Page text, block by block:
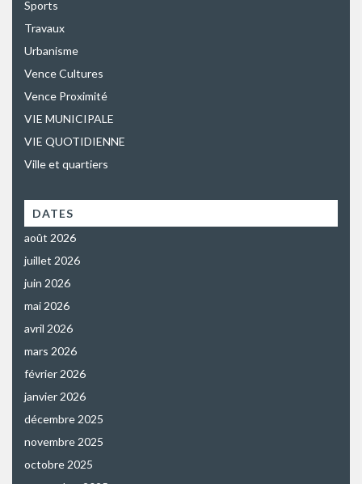
Sports
Travaux
Urbanisme
Vence Cultures
Vence Proximité
VIE MUNICIPALE
VIE QUOTIDIENNE
Ville et quartiers
DATES
août 2026
juillet 2026
juin 2026
mai 2026
avril 2026
mars 2026
février 2026
janvier 2026
décembre 2025
novembre 2025
octobre 2025